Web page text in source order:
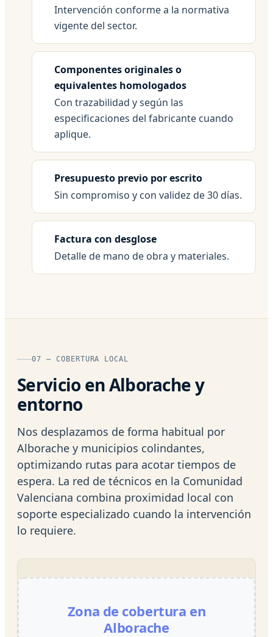
Intervención conforme a la normativa
vigente del sector.
Componentes originales o
equivalentes homologados
Con trazabilidad y según las
especificaciones del fabricante cuando
aplique.
Presupuesto previo por escrito
Sin compromiso y con validez de 30 días.
Factura con desglose
Detalle de mano de obra y materiales.
07 — COBERTURA LOCAL
Servicio en Alborache y
entorno
Nos desplazamos de forma habitual por
Alborache y municipios colindantes,
optimizando rutas para acotar tiempos de
espera. La red de técnicos en la Comunidad
Valenciana combina proximidad local con
soporte especializado cuando la intervención
lo requiere.
Zona de cobertura en
Alborache